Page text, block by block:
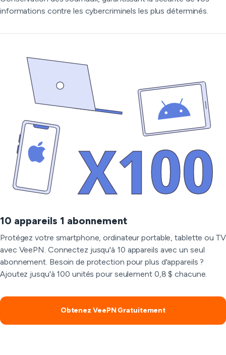
informations contre les cybercriminels les plus déterminés.
10 appareils 1 abonnement
Protégez votre smartphone, ordinateur portable, tablette ou TV
avec VeePN. Connectez jusqu'à 10 appareils avec un seul
abonnement. Besoin de protection pour plus d'appareils ?
Ajoutez jusqu'à 100 unités pour seulement 0,8 $ chacune.
Obtenez VeePN Gratuitement